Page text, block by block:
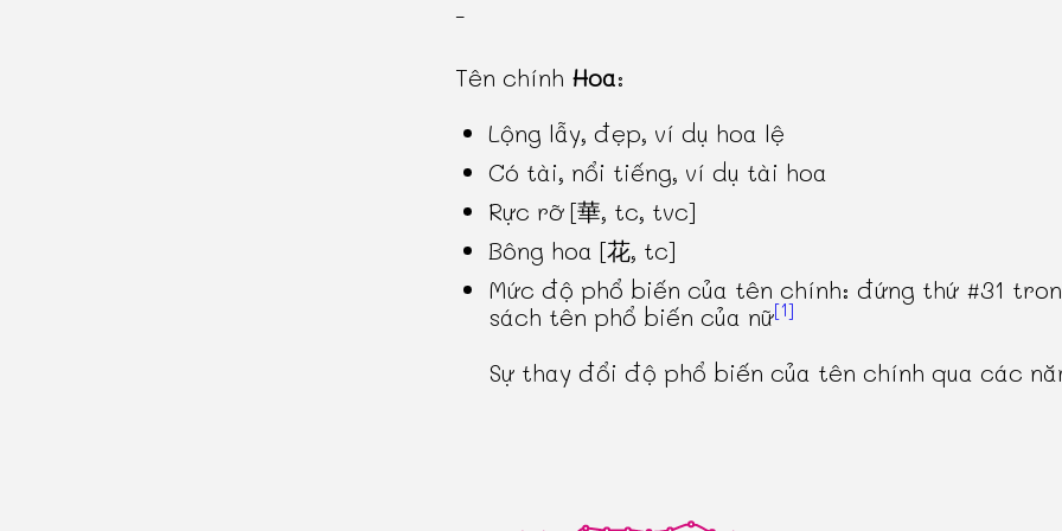
-
Tên chính Hoa:
Lộng lẫy, đẹp, ví dụ hoa lệ
Có tài, nổi tiếng, ví dụ tài hoa
Rực rỡ [華, tc, tvc]
Bông hoa [花, tc]
Mức độ phổ biến của tên chính: đứng thứ #31
sách tên phổ biến của nữ[1]
Sự thay đổi độ phổ biến của tên chính qua các